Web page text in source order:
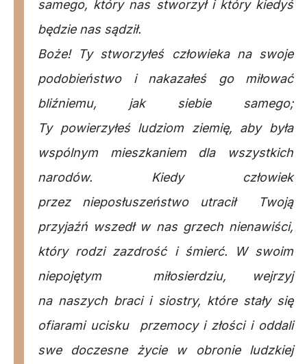
samego, który nas stworzył i który kiedyś
będzie nassądził.
Boże! Ty stworzyłeś człowieka na swoje
podobieństwo i nakazałeś go miłować
bliźniemu, jak siebie samego;
Ty powierzyłeś ludziom ziemię, aby była
wspólnym mieszkaniem dla wszystkich
narodów. Kiedy człowiek
przez nieposłuszeństwo utracił Twoją
przyjaźń wszedł w nas grzech nienawiści,
który rodzi zazdrość i śmierć. W swoim
niepojętym miłosierdziu, wejrzyj
na naszych braci i siostry, które stały się
ofiarami ucisku przemocy i złości i oddali
swe doczesne życie w obronie ludzkiej